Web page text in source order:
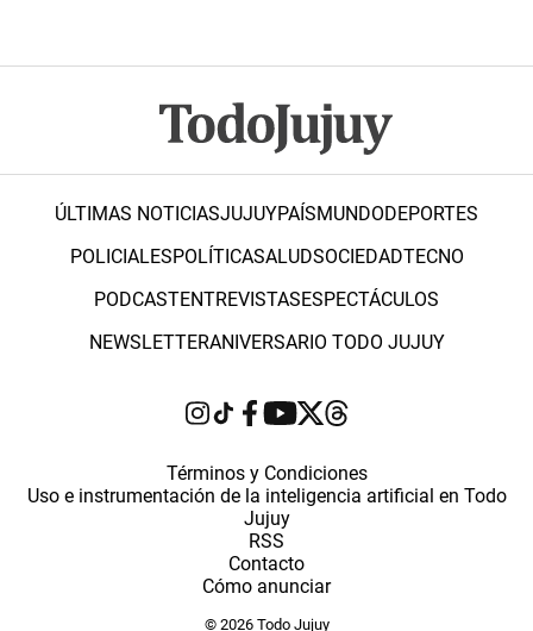
ÚLTIMAS NOTICIASJUJUYPAÍSMUNDODEPORTES
POLICIALESPOLÍTICASALUDSOCIEDADTECNO
PODCASTENTREVISTASESPECTÁCULOS
NEWSLETTERANIVERSARIO TODO JUJUY
Términos y Condiciones
Uso e instrumentación de la inteligencia artificial en Todo
Jujuy
RSS
Contacto
Cómo anunciar
© 2026 Todo Jujuy